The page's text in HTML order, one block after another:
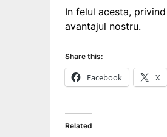
In felul acesta,
avantajul nostru.
Share this:
Facebook X
Related